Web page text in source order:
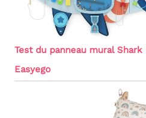
Test du panneau mural Shark
Easyego